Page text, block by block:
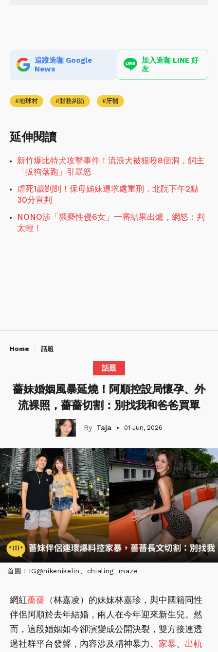
追蹤造咖 Google
News
加入造咖 LINE 好
友
地球村 財務糾紛 牙醫
延伸閱讀
新竹爆比特犬攻擊事件！流浪犬被狠咬8個洞，飼主
「拔狗落跑」引眾怒
虐死1歲剴剴！保母姊妹遭求處重刑，北院下午2點
30分宣判
NONO涉「猥褻性侵6女」一審結果出爐，網怒：判
太輕！
Home 話題
話題
薔妹婚姻風暴延燒！阿順控設局懷孕、外
流裸照，薔薔切割：別找我和爸爸買單
Taja 01 Jun, 2026
首圖：IG@nikenikelin、chialing_maze
網紅薔薔 （林嘉凌）的妹妹林嘉珍，與中國籍同性
伴侶阿順於去年結婚，兩人在今年迎來新生兒。然
而，這段婚姻如今卻演變成公開決裂，雙方接連透
過社群平台發聲，內容涉及精神暴力、 家暴、 出軌